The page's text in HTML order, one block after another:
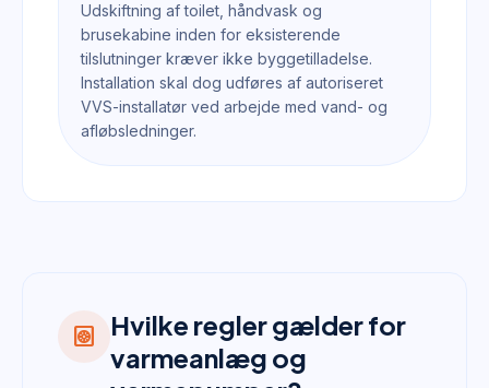
Udskiftning af toilet, håndvask og
brusekabine inden for eksisterende
tilslutninger kræver ikke byggetilladelse.
Installation skal dog udføres af autoriseret
VVS-installatør ved arbejde med vand- og
afløbsledninger.
heat_pump
Hvilke regler gælder for
varmeanlæg og